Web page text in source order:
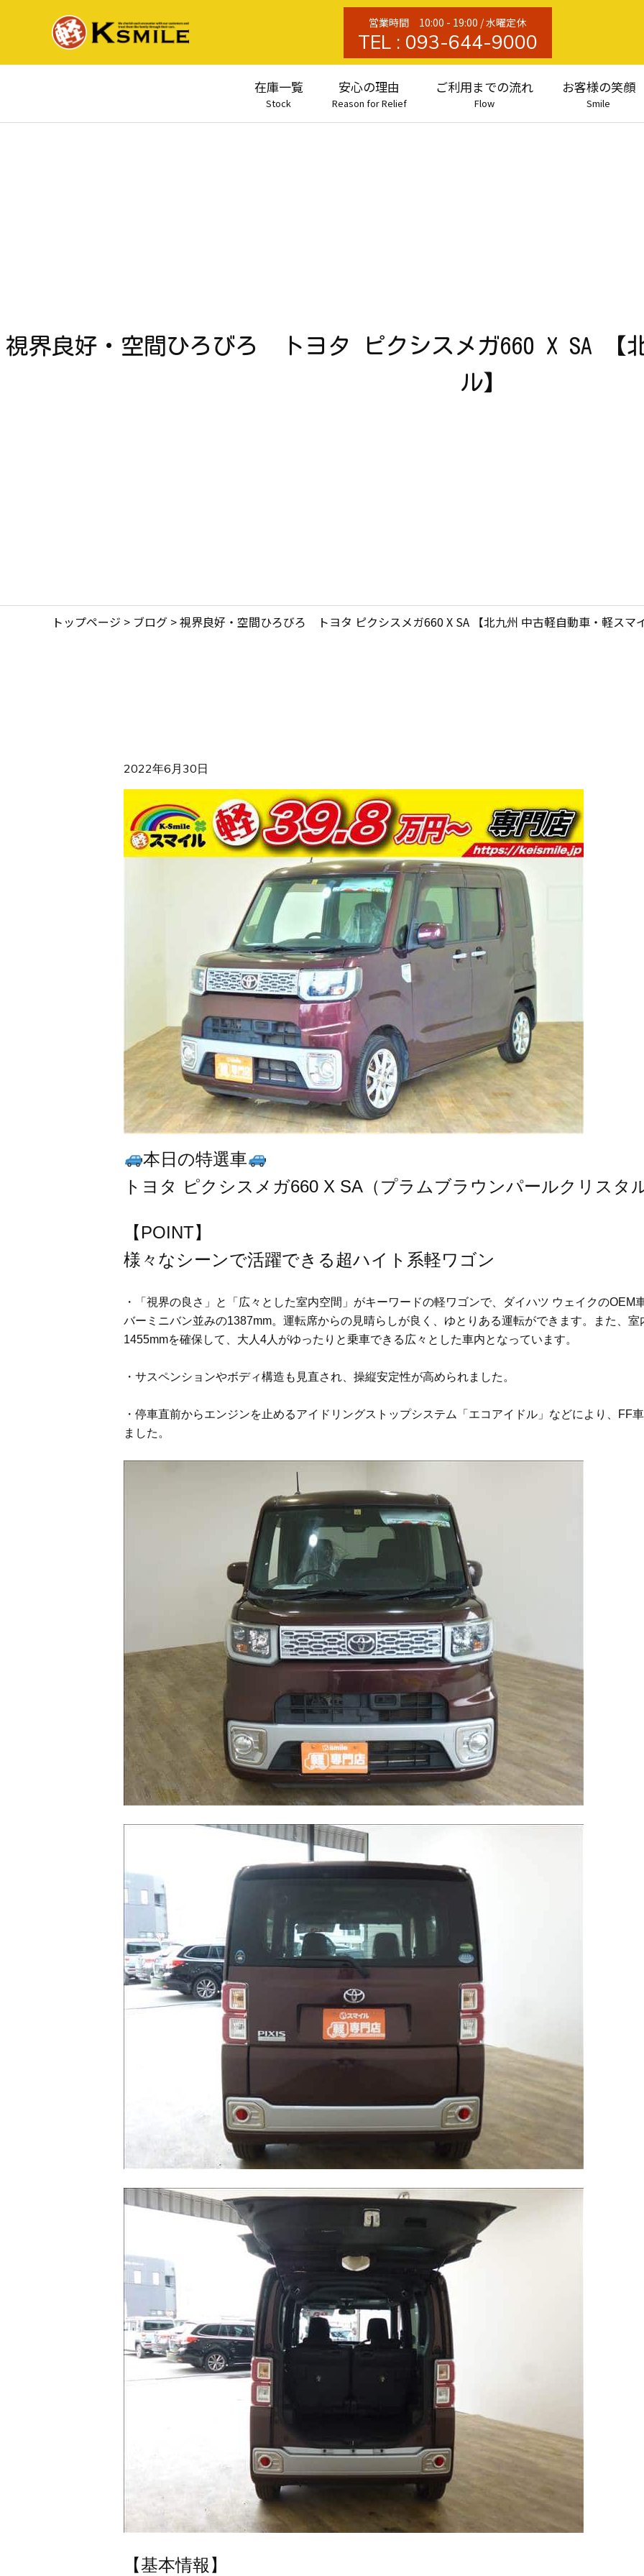
営業時間 10:00 - 19:00 / 水曜定休
TEL : 093-644-9000
在庫一覧
Stock
安心の理由
Reason for Relief
ご利用までの流れ
Flow
お客様の笑顔
Smile
視界良好・空間ひろびろ トヨタ ピクシスメガ660 X SA 【
ル】
トップページ > ブログ >視界良好・空間ひろびろ トヨタ ピクシスメガ660 X SA 【北九州 中古軽自動車・軽スマイ
2022年6月30日
本日の特選車
トヨタ ピクシスメガ660 X SA（プラムブラウンパールクリスタ
【POINT】
様々なシーンで活躍できる超ハイト系軽ワゴン
・「視界の良さ」と「広々とした室内空間」がキーワードの軽ワゴンで、ダイハツ ウェイクのOEM
バーミニバン並みの1387mm。運転席からの見晴らしが良く、ゆとりある運転ができます。また、
1455mmを確保して、大人4人がゆったりと乗車できる広々とした車内となっています。
・サスペンションやボディ構造も見直され、操縦安定性が高められました。
・停車直前からエンジンを止めるアイドリングストップシステム「エコアイドル」などにより、FF
ました。
【基本情報】